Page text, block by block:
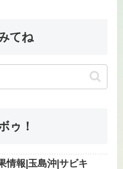
てね
ゥ！
情報|玉島沖|サビキ